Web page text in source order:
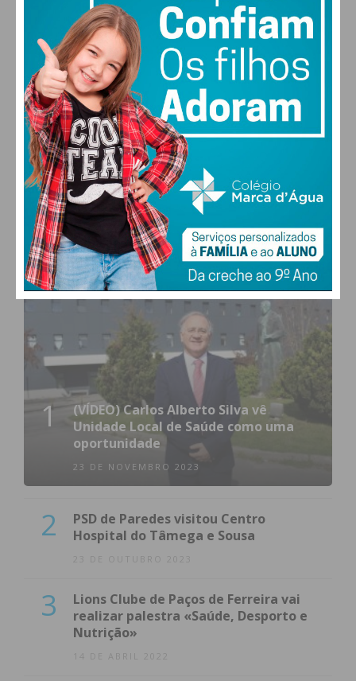
27,0k
Fans
0
Followers
1,2k
0
Followers
578
Readers
MAIS POPULARES
1
(VÍDEO) Carlos Alberto Silva vê
Unidade Local de Saúde como uma
oportunidade
23 DE NOVEMBRO 2023
2
PSD de Paredes visitou Centro
Hospital do Tâmega e Sousa
23 DE OUTUBRO 2023
3
Lions Clube de Paços de Ferreira vai
realizar palestra «Saúde, Desporto e
Nutrição»
14 DE ABRIL 2022